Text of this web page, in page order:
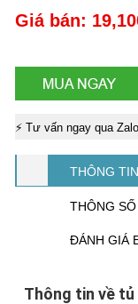
Giá bán:
⚡ Tư vấn ngay qua
THÔNG
THÔNG
ĐÁNH GIÁ
Thông tin về